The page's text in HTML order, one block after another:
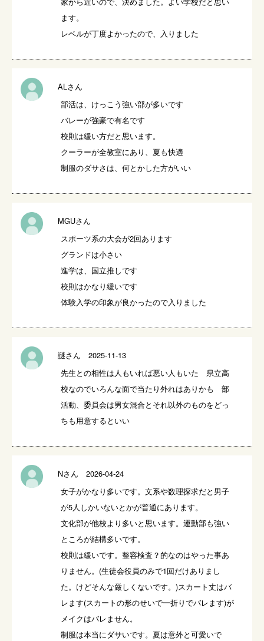
ます。
レベルが丁度よかったので、入りました
ALさん
部活は、けっこう強い部が多いです
バレーが強豪で有名です
校則は緩い方だと思います。
クーラーが全教室にあり、夏も快適
制服のダサさは、何とかした方がいい
MGUさん
スポーツ系の大会が2回あります
グランドは小さい
進学は、国立推しです
校則はかなり緩いです
体験入学の印象が良かったので入りました
謎さん 2025-11-13
先生との相性は人もいれば悪い人もいた　県立高
校なのでいろんな面で当たり外れはありかも　部
活動、委員会は男女混合とそれ以外のものをどっ
ちも用意するといい
Nさん 2026-04-24
女子がかなり多いです。文系や数理探求だと男子
が5人しかいないとかが普通にあります。
文化部が他校より多いと思います。運動部も強い
ところが結構多いです。
校則は緩いです。整容検査？的なのはやった事あ
りません。(生徒会役員のみで1回だけありまし
た。けどそんな厳しくないです。)スカート丈はバ
レます(スカートの形のせいで一折りでバレます)が
メイクはバレません。
制服は本当にダサいです。夏は意外と可愛いで